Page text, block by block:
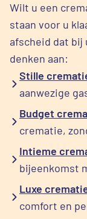
Wilt u een
staan voor u
afscheid dat bij
denken aan:
Stille
aanwezige
Budget
crematie,
Intieme
bijeenkomst
Luxe
comfort en